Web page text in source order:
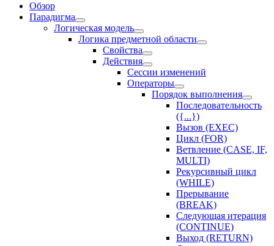
Обзор
Парадигма
Логическая модель
Логика предметной области
Свойства
Действия
Сессии изменений
Оператоpы
Порядок выполнения
Последовательность
({...})
Вызов (EXEC)
Цикл (FOR)
Ветвление (CASE, IF,
MULTI)
Рекурсивный цикл
(WHILE)
Прерывание
(BREAK)
Следующая итерация
(CONTINUE)
Выход (RETURN)